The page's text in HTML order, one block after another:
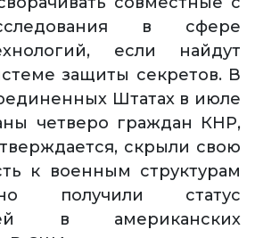
в сфере
если найдут
защиты секретов. В
Штатах в июле
четверо граждан КНР,
скрыли свою
к военным структурам
получили статус
в американских